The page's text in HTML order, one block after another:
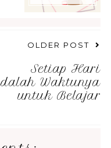
OLDER POST
Setiap Hari
Waktunya
untuk Belajar